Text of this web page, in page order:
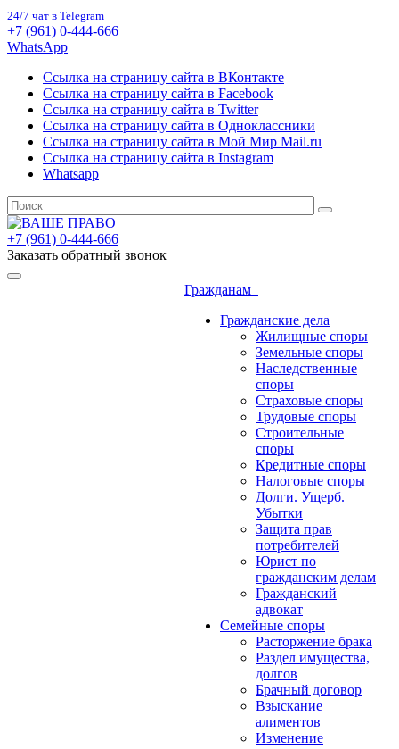
24/7 чат в Telegram
+7 (961) 0-444-666
WhatsApp
Ссылка на страницу сайта в ВКонтакте
Ссылка на страницу сайта в Facebook
Ссылка на страницу сайта в Twitter
Ссылка на страницу сайта в Одноклассники
Ссылка на страницу сайта в Мой Мир Mail.ru
Ссылка на страницу сайта в Instagram
Whatsapp
+7 (961) 0-444-666
Заказать обратный звонок
Гражданам
Гражданские дела
Жилищные споры
Земельные споры
Наследственные
споры
Страховые споры
Трудовые споры
Строительные
споры
Кредитные споры
Налоговые споры
Долги. Ущерб.
Убытки
Защита прав
потребителей
Юрист по
гражданским делам
Гражданский
адвокат
Семейные споры
Расторжение брака
Раздел имущества,
долгов
Брачный договор
Взыскание
алиментов
Изменение